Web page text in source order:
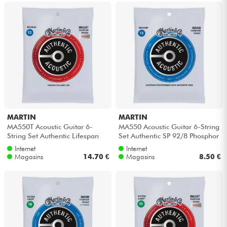
MARTIN
MA550T Acoustic Guitar 6-
String Set Authentic Lifespan
2.0 92/8 Phosphor Bronze 13-
56 -...
Internet
Magasins
14.70 €
MARTIN
MA550 Acoustic Guitar 6-String
Set Authentic SP 92/8 Phosphor
Bronze 13-56 - Jeu de 6 c...
Internet
Magasins
8.50 €